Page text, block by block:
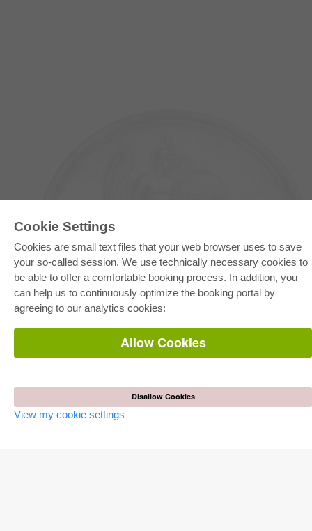
Cookie Settings
Cookies are small text files that your web browser uses to save
your so-called session. We use technically necessary cookies to
be able to offer a comfortable booking process. In addition, you
can help us to continuously optimize the booking portal by
agreeing to our analytics cookies:
Allow Cookies
Disallow Cookies
View my cookie settings
E-COLLECTION
Full Package
Department Packages
Pick & Choose
Frequently Asked Questions (FAQ)